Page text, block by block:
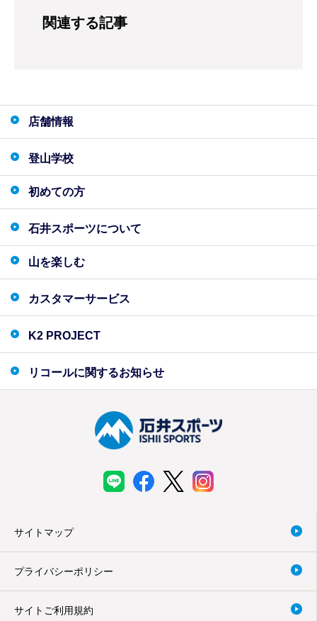
関連する記事
店舗情報
登山学校
初めての方
石井スポーツについて
山を楽しむ
カスタマーサービス
K2 PROJECT
リコールに関するお知らせ
サイトマップ
プライバシーポリシー
サイトご利用規約